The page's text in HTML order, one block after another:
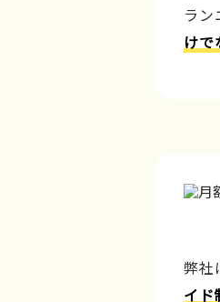
ラン
けで
弊社
イド